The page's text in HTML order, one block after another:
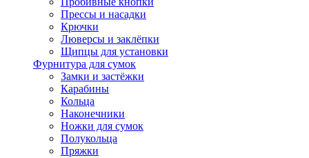
Прессы и насадки
Крючки
Люверсы и заклёпки
Щипцы для установки
Фурнитура для сумок
Замки и застёжки
Карабины
Кольца
Наконечники
Ножки для сумок
Полукольца
Пряжки